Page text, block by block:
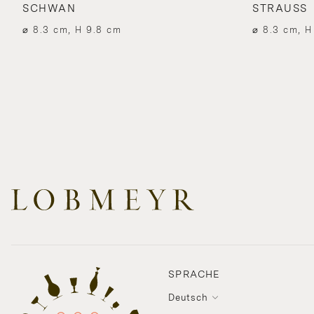
SCHWAN
⌀ 8.3 cm, H 9.8 cm
STRAUSS
⌀ 8.3 cm,
SPRACHE
Deutsch